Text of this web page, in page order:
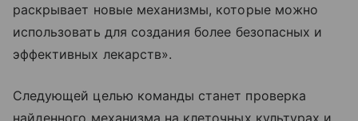
раскрывает новые механизмы, которые можно
использовать для создания более безопасных и
эффективных лекарств».
Следующей целью команды станет проверка
найденного механизма на клеточных культурах и